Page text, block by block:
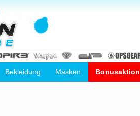
Bekleidung Masken Bonusaktion